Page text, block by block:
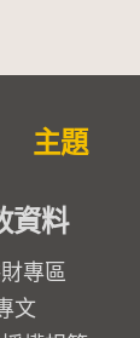
主題
資料
專區
文